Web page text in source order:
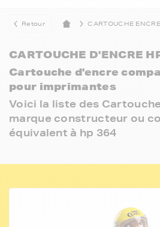
Retour CARTOUCHE
CARTOUCHE D'ENCRE
Cartouche d'encre
pour imprimantes
Voici la liste des
marque constructeur ou
équivalent à hp 364